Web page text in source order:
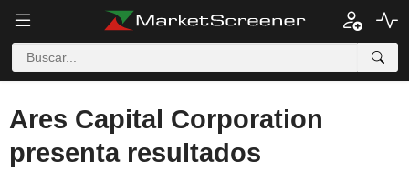
Ares Capital Corporation
presenta resultados